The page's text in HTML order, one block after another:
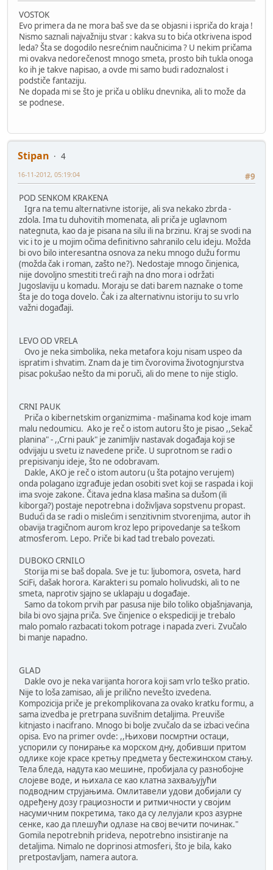
VOSTOK
Evo primera da ne mora baš sve da se objasni i ispriča do kraja !
Nismo saznali najvažniju stvar : kakva su to bića otkrivena ispod
leda? Šta se dogodilo nesrećnim naučnicima ? U nekim pričama
mi ovakva nedorečenost mnogo smeta, prosto bih tukla onoga
ko ih je takve napisao, a ovde mi samo budi radoznalost i
podstiče fantaziju.
Ne dopada mi se što je priča u obliku dnevnika, ali to može da
se podnese.
Stipan
4
#9
16-11-2012, 05:19:04
POD SENKOM KRAKENA
Igra na temu alternativne istorije, ali sva nekako zbrda -
zdola. Ima tu duhovitih momenata, ali priča je uglavnom
nategnuta, kao da je pisana na silu ili na brzinu. Kraj se svodi na
vic i to je u mojim očima definitivno sahranilo celu ideju. Možda
bi ovo bilo interesantna osnova za neku mnogo dužu formu
(možda čak i roman, zašto ne?). Nedostaje mnogo činjenica,
nije dovoljno smestiti treći rajh na dno mora i održati
Jugoslaviju u komadu. Moraju se dati barem naznake o tome
šta je do toga dovelo. Čak i za alternativnu istoriju to su vrlo
važni događaji.
LEVO OD VRELA
Ovo je neka simbolika, neka metafora koju nisam uspeo da
ispratim i shvatim. Znam da je tim čvorovima životognjurstva
pisac pokušao nešto da mi poruči, ali do mene to nije stiglo.
CRNI PAUK
Priča o kibernetskim organizmima - mašinama kod koje imam
malu nedoumicu. Ako je reč o istom autoru što je pisao ,,Sekač
planina" - ,,Crni pauk" je zanimljiv nastavak događaja koji se
odvijaju u svetu iz navedene priče. U suprotnom se radi o
prepisivanju ideje, što ne odobravam.
Dakle, AKO je reč o istom autoru (u šta potajno verujem)
onda polagano izgrađuje jedan osobiti svet koji se raspada i koji
ima svoje zakone. Čitava jedna klasa mašina sa dušom (ili
kiborga?) postaje nepotrebna i doživljava sopstvenu propast.
Budući da se radi o mislećim i senzitivnim stvorenjima, autor ih
obavija tragičnom aurom kroz lepo pripovedanje sa teškom
atmosferom. Lepo. Priče bi kad tad trebalo povezati.
DUBOKO CRNILO
Storija mi se baš dopala. Sve je tu: ljubomora, osveta, hard
SciFi, dašak horora. Karakteri su pomalo holivudski, ali to ne
smeta, naprotiv sjajno se uklapaju u događaje.
Samo da tokom prvih par pasusa nije bilo toliko objašnjavanja,
bila bi ovo sjajna priča. Sve činjenice o ekspediciji je trebalo
malo pomalo razbacati tokom potrage i napada zveri. Zvučalo
bi manje napadno.
GLAD
Dakle ovo je neka varijanta horora koji sam vrlo teško pratio.
Nije to loša zamisao, ali je prilično nevešto izvedena.
Kompozicija priče je prekomplikovana za ovako kratku formu, a
sama izvedba je pretrpana suvišnim detaljima. Preuviše
kitnjasto i nacifrano. Mnogo bi bolje zvučalo da se izbaci većina
opisa. Evo na primer ovde: ,,Њихови посмртни остаци,
успорили су понирање ка морском дну, добивши притом
одлике које красе кретњу предмета у бестежинском стању.
Тела бледа, надута као мешине, пробијала су разнобојне
слојеве воде, и њихала се као клатна захваљујући
подводним струјањима. Омлитавели удови добијали су
одређену дозу грациозности и ритмичности у својим
насумичним покретимa, тако да су лелујали кроз азурне
сенке, као да плешући одлазе на свој вечити починак."
Gomila nepotrebnih prideva, nepotrebno insistiranje na
detaljima. Nimalo ne doprinosi atmosferi, što je bila, kako
pretpostavljam, namera autora.